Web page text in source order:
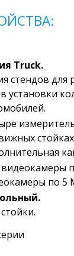
Truck.
стендов для
установки
по 5